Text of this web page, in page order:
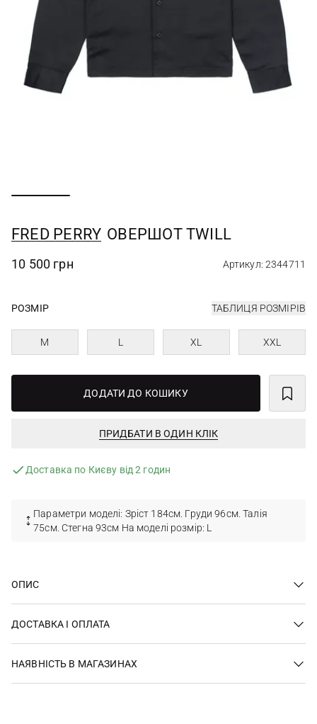
FRED PERRY ОВЕРШОТ TWILL
10 500 грн Артикул: 2344711
РОЗМІР ТАБЛИЦЯ РОЗМІРІВ
M L XL XXL
ДОДАТИ ДО КОШИКУ
ПРИДБАТИ В ОДИН КЛІК
Доставка по Києву від 2 годин
Параметри моделі: Зріст 184см. Груди 96см. Талія
75см. Стегна 93см На моделі розмір: L
ОПИС
ДОСТАВКА І ОПЛАТА
НАЯВНІСТЬ В МАГАЗИНАХ